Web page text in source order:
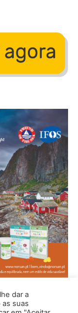
dar a
suas